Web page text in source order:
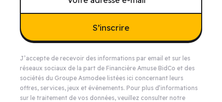
S’inscrire
J’accepte de recevoir des informations par email et sur les
réseaux sociaux de la part de Financière Amuse BidCo et des
sociétés du Groupe Asmodee listées ici concernant leurs
offres, services, jeux et événements. Pour plus d’informations
sur le traitement de vos données, veuillez consulter notre